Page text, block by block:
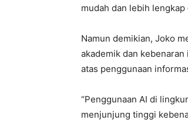
mudah dan lebih lengkap
Namun demikian, Joko
akademik dan
atas penggunaan
“Penggunaan AI di
menjunjung tinggi